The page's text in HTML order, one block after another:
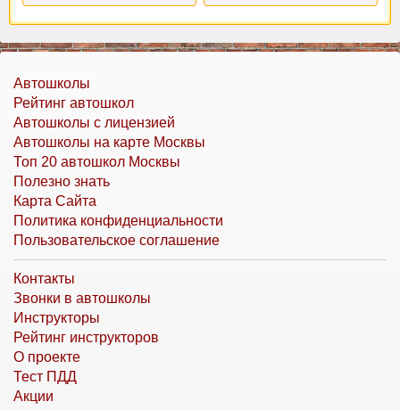
Автошколы
Рейтинг автошкол
Автошколы с лицензией
Автошколы на карте Москвы
Топ 20 автошкол Москвы
Полезно знать
Карта Сайта
Политика конфиденциальности
Пользовательское соглашение
Контакты
Звонки в автошколы
Инструкторы
Рейтинг инструкторов
О проекте
Тест ПДД
Акции